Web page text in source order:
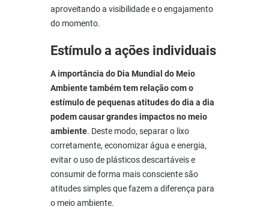
aproveitando a visibilidade e o engajamento
do momento.
Estímulo a ações individuais
A importância do Dia Mundial do Meio
Ambiente também tem relação com o
estímulo de pequenas atitudes do dia a dia
podem causar grandes impactos no meio
ambiente. Deste modo, separar o lixo
corretamente, economizar água e energia,
evitar o uso de plásticos descartáveis e
consumir de forma mais consciente são
atitudes simples que fazem a diferença para
o meio ambiente.